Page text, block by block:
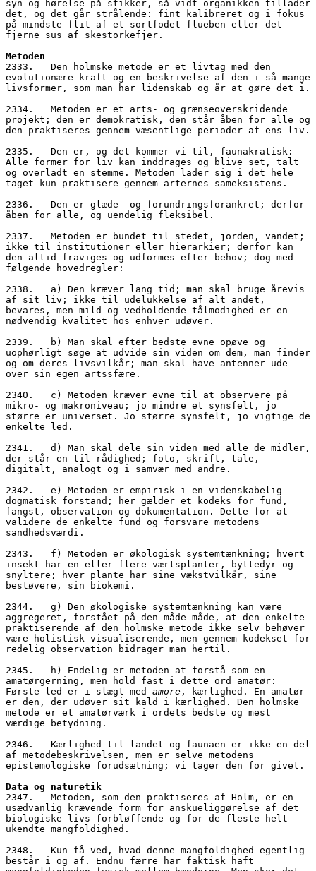
syn og hørelse på stikker, så vidt organikken tillader
det, og det går strålende: fint kalibreret og i fokus
på mindste flit af et sortfodet flueben eller det
fjerne sus af skestorkefjer.
Metoden
2333.   Den holmske metode er et livtag med den
evolutionære kraft og en beskrivelse af den i så mange
livsformer, som man har lidenskab og år at gøre det i.
2334.   Metoden er et arts- og grænseoverskridende
projekt; den er demokratisk, den står åben for alle og
den praktiseres gennem væsentlige perioder af ens liv.
2335.   Den er, og det kommer vi til, faunakratisk:
Alle former for liv kan inddrages og blive set, talt
og overladt en stemme. Metoden lader sig i det hele
taget kun praktisere gennem arternes sameksistens.
2336.   Den er glæde- og forundringsforankret; derfor
åben for alle, og uendelig fleksibel.
2337.   Metoden er bundet til stedet, jorden, vandet;
ikke til institutioner eller hierarkier; derfor kan
den altid fraviges og udformes efter behov; dog med
følgende hovedregler:
2338.   a) Den kræver lang tid; man skal bruge årevis
af sit liv; ikke til udelukkelse af alt andet,
bevares, men mild og vedholdende tålmodighed er en
nødvendig kvalitet hos enhver udøver.
2339.   b) Man skal efter bedste evne opøve og
uophørligt søge at udvide sin viden om dem, man finder
og om deres livsvilkår; man skal have antenner ude
over sin egen artssfære.
2340.   c) Metoden kræver evne til at observere på
mikro- og makroniveau; jo mindre et synsfelt, jo
større er universet. Jo større synsfelt, jo vigtige de
enkelte led.
2341.   d) Man skal dele sin viden med alle de midler,
der står en til rådighed; foto, skrift, tale,
digitalt, analogt og i samvær med andre.
2342.   e) Metoden er empirisk i en videnskabelig
dogmatisk forstand; her gælder et kodeks for fund,
fangst, observation og dokumentation. Dette for at
validere de enkelte fund og forsvare metodens
sandhedsværdi.
2343.   f) Metoden er økologisk systemtænkning; hvert
insekt har en eller flere værtsplanter, byttedyr og
snyltere; hver plante har sine vækstvilkår, sine
bestøvere, sin biokemi.
2344.   g) Den økologiske systemtænkning kan være
aggregeret, forstået på den måde måde, at den enkelte
praktiserende af den holmske metode ikke selv behøver
være holistisk visualiserende, men gennem kodekset for
redelig observation bidrager man hertil.
2345.   h) Endelig er metoden at forstå som en
amatørgerning, men hold fast i dette ord amatør:
Første led er i slægt med amore , kærlighed. En amatør
er den, der udøver sit kald i kærlighed. Den holmske
metode er et amatørværk i ordets bedste og mest
værdige betydning.
2346.   Kærlighed til landet og faunaen er ikke en del
af metodebeskrivelsen, men er selve metodens
epistemologiske forudsætning; vi tager den for givet.
Data og naturetik
2347.   Metoden, som den praktiseres af Holm, er en
usædvanlig krævende form for anskueliggørelse af det
biologiske livs forbløffende og for de fleste helt
ukendte mangfoldighed.
2348.   Kun få ved, hvad denne mangfoldighed egentlig
består i og af. Endnu færre har faktisk haft